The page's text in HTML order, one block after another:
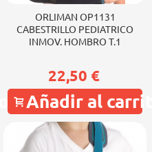
ORLIMAN OP1131
CABESTRILLO PEDIATRICO
INMOV. HOMBRO T.1
22,50 €
Añadir al